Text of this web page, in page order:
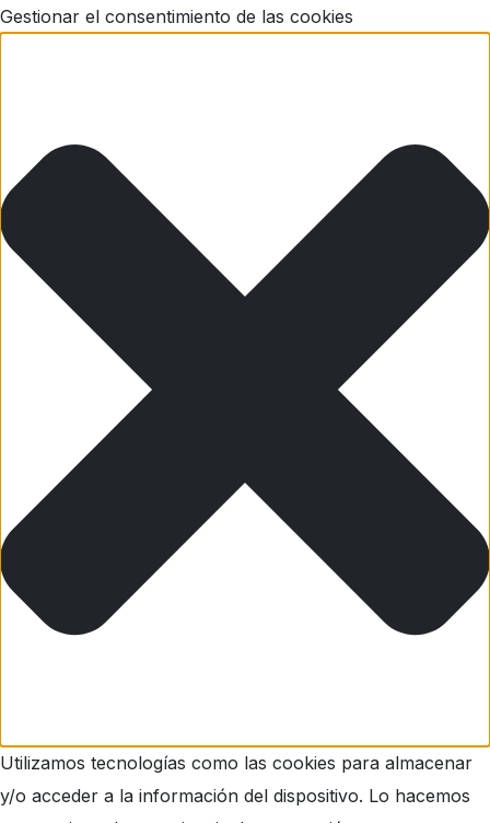
Gestionar el consentimiento de las cookies
Utilizamos tecnologías como las cookies para almacenar
y/o acceder a la información del dispositivo. Lo hacemos